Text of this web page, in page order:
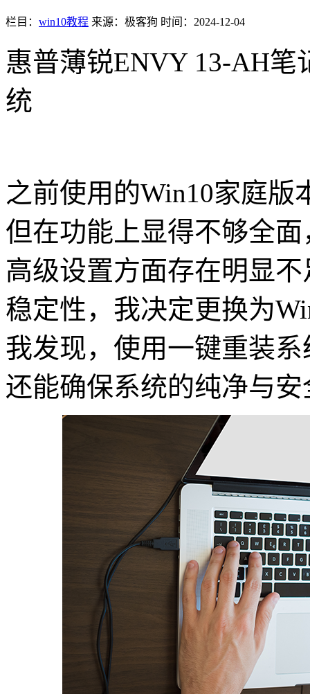
栏目： win10教程 来源：极客狗 时间：2024-12-04
惠普薄锐ENVY 13-AH
统
之前使用的Win10家庭
但在功能上显得不够全
高级设置方面存在明显
稳定性，我决定更换为
我发现，使用一键重装
还能确保系统的纯净与安